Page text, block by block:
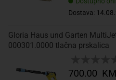
Dostava:
Gloria Haus und Garten
000301.0000 tlačna prskalica
700.00 KM